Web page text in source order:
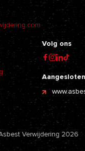
Volg ons
Verwijdering 2026